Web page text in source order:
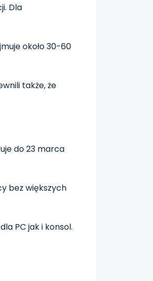
Dla
około 30-60
także, że
do 23 marca
bez większych
PC jak i konsol.